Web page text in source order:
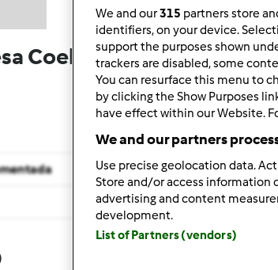
Coelho
We and our315 partners store
identifiers, on your device.
support the purposes shown
trackers are disabled, some
You can resurface this menu to
by clicking the Show Purposes
have effect within our Website.
We and our partners
Use precise geolocation data.
Store and/or access information
advertising and content
development.
List of Partners (vendors)